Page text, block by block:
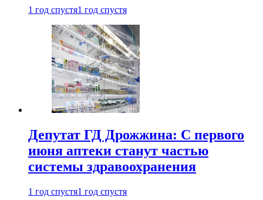
1 год спустя1 год спустя
Депутат ГД Дрожжина: С первого
июня аптеки станут частью
системы здравоохранения
1 год спустя1 год спустя